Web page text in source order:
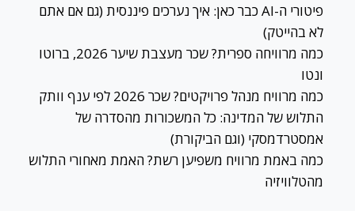
פיטורי ה-AI כבר כאן: איך נערכים פיננסית (גם אם אתם
לא בהייטק)
כמה מרוויחה ספרית? שכר מעצבת שיער 2026, ברוטו
ונטו
כמה מרוויח מנהל פרויקטים? שכר 2026 לפי ענף וותק
התלוש של המדינה: כל המשכורות מהסדרה של
אמסטרדמסקי (וגם הביקורת)
כמה באמת מרוויח משפיען רשת? האמת מאחורי התלוש
מהטלוויזיה